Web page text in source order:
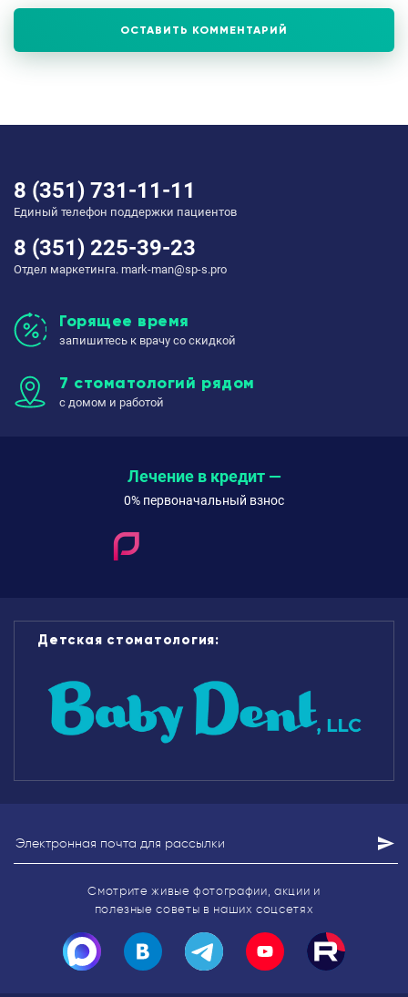
ОСТАВИТЬ КОММЕНТАРИЙ
Горящее время
запишитесь к врачу со скидкой
7 стоматологий рядом
с домом и работой
Лечение в кредит —
0% первоначальный взнос
8 (351) 731-11-11
Единый телефон поддержки пациентов
8 (351) 225-39-23
Отдел маркетинга. mark-man@sp-s.pro
Детская стоматология:
Смотрите живые фотографии, акции и
полезные советы в наших соцсетях